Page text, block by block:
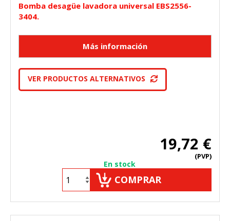
Bomba desagüe lavadora universal EBS2556-
3404.
VER PRODUCTOS ALTERNATIVOS
19,72 €
(PVP)
En stock
COMPRAR